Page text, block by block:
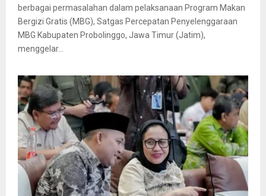
berbagai permasalahan dalam pelaksanaan Program Makan
Bergizi Gratis (MBG), Satgas Percepatan Penyelenggaraan
MBG Kabupaten Probolinggo, Jawa Timur (Jatim),
menggelar...